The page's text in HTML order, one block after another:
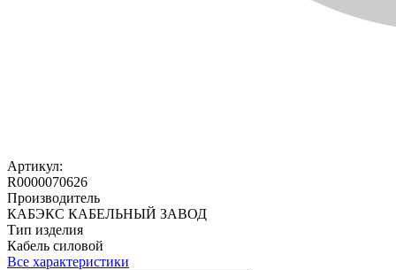
Артикул:
R0000070626
Производитель
КАБЭКС КАБЕЛЬНЫЙ ЗАВОД
Тип изделия
Кабель силовой
Все характеристики